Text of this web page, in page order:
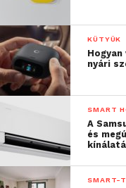
KÜTYÜK
nyári
SMART
A
és
SMART-